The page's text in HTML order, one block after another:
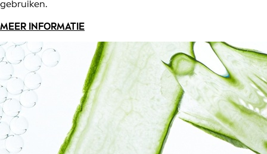
gebruiken.
MEER INFORMATIE